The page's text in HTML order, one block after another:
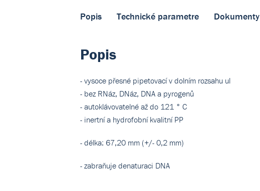
Popis Technické parametre Dokumenty
Popis
- vysoce přesné pipetovací v dolním rozsahu ul
- bez RNáz, DNáz, DNA a pyrogenů
- autoklávovatelné až do 121 ° C
- inertní a hydrofobní kvalitní PP
- délka: 67,20 mm (+/- 0,2 mm)
- zabraňuje denaturaci DNA